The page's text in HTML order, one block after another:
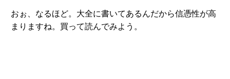
おぉ、なるほど。大全に書いてあるんだから信憑性が高
まりますね。買って読んでみよう。